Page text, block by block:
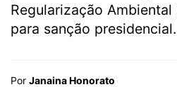
Regularização
para sanção presidencial.
Por Janaina Honorato